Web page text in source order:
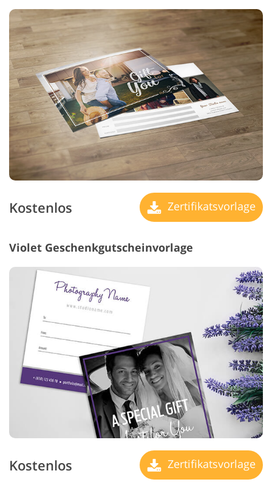
Kostenlos Zertifikatsvorlage
Violet Geschenkgutscheinvorlage
Kostenlos Zertifikatsvorlage